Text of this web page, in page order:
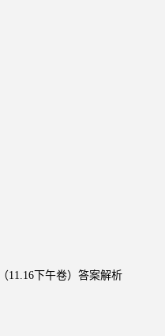
11.16下午卷）答案解析